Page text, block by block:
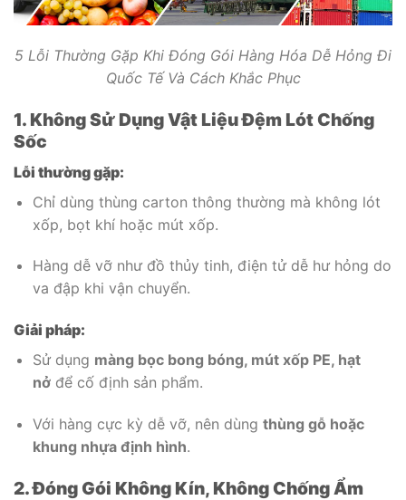
5 Lỗi Thường Gặp Khi Đóng Gói Hàng Hóa Dễ Hỏng Đi
Quốc Tế Và Cách Khắc Phục
1. Không Sử Dụng Vật Liệu Đệm Lót Chống
Sốc
Lỗi thường gặp:
Chỉ dùng thùng carton thông thường mà không lót
xốp, bọt khí hoặc mút xốp.
Hàng dễ vỡ như đồ thủy tinh, điện tử dễ hư hỏng do
va đập khi vận chuyển.
Giải pháp:
Sử dụng màng bọc bong bóng, mút xốp PE, hạt
nởđể cố định sản phẩm.
Với hàng cực kỳ dễ vỡ, nên dùng thùng gỗ hoặc
khung nhựa định hình.
2. Đóng Gói Không Kín, Không Chống Ẩm